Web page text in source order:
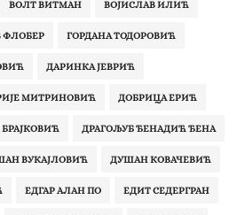
ВОЛТ ВИТМАН ВОЈИСЛАВ ИЛИЋ
ФЛОБЕР ГОРДАНА ТОДОРОВИЋ
ДАРИНКА ЈЕВРИЋ
МИТРИНОВИЋ ДОБРИЦА ЕРИЋ
ДРАГОЉУБ ЂЕНАДИЋ ЂЕНA
ВУКАЈЛОВИЋ ДУШАН КОВАЧЕВИЋ
ЕДГАР АЛАН ПО ЕДИТ СЕДЕРГРАН